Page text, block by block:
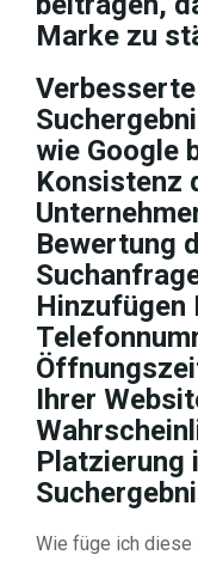
Marke zu
wie Google
Konsistenz
Bewertung
Hinzufügen
Ihrer
Platzierung
Wie füge ich diese